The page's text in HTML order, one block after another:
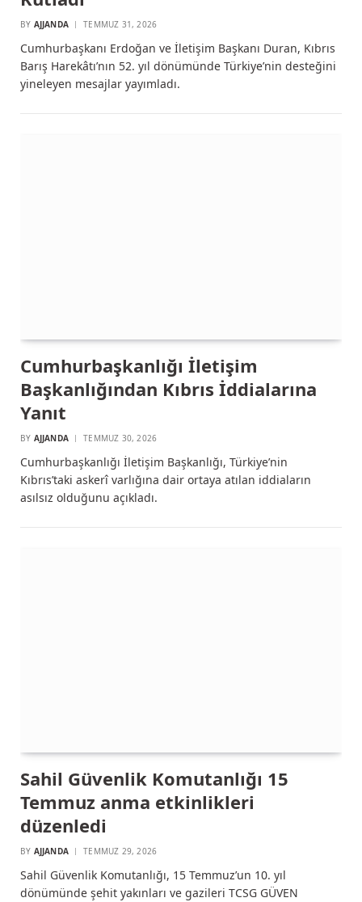
BY AJJANDA TEMMUZ 31, 2026
Cumhurbaşkanı Erdoğan ve İletişim Başkanı Duran, Kıbrıs
Barış Harekâtı’nın 52. yıl dönümünde Türkiye’nin desteğini
yineleyen mesajlar yayımladı.
Cumhurbaşkanlığı İletişim
Başkanlığından Kıbrıs İddialarına
Yanıt
BY AJJANDA TEMMUZ 30, 2026
Cumhurbaşkanlığı İletişim Başkanlığı, Türkiye’nin
Kıbrıs’taki askerî varlığına dair ortaya atılan iddiaların
asılsız olduğunu açıkladı.
Sahil Güvenlik Komutanlığı 15
Temmuz anma etkinlikleri
düzenledi
BY AJJANDA TEMMUZ 29, 2026
Sahil Güvenlik Komutanlığı, 15 Temmuz’un 10. yıl
dönümünde şehit yakınları ve gazileri TCSG GÜVEN